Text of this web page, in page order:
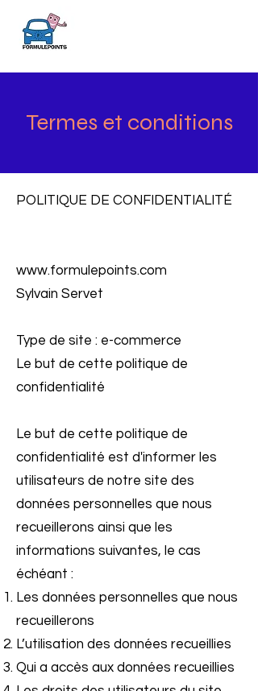
Termes et conditions
POLITIQUE DE CONFIDENTIALITÉ
www.formulepoints.com
Sylvain Servet
Type de site : e-commerce
Le but de cette politique de
confidentialité
Le but de cette politique de
confidentialité est d'informer les
utilisateurs de notre site des
données personnelles que nous
recueillerons ainsi que les
informations suivantes, le cas
échéant :
Les données personnelles que nous
recueillerons
L’utilisation des données recueillies
Qui a accès aux données recueillies